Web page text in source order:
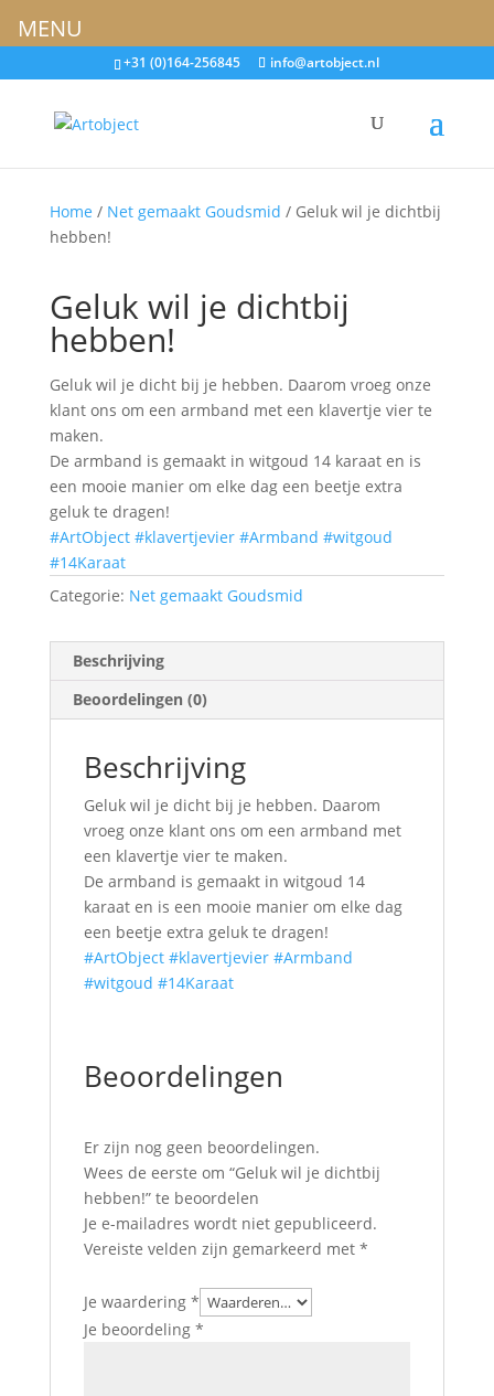
+31 (0)164-256845 info@artobject.nl
Home / Net gemaakt Goudsmid / Geluk wil je dichtbij
hebben!
Geluk wil je dichtbij
hebben!
Geluk wil je dicht bij je hebben. Daarom vroeg onze
klant ons om een armband met een klavertje vier te
maken.
De armband is gemaakt in witgoud 14 karaat en is
een mooie manier om elke dag een beetje extra
geluk te dragen!
#ArtObject #klavertjevier #Armband #witgoud
#14Karaat
Categorie: Net gemaakt Goudsmid
Beschrijving
Beoordelingen (0)
Beschrijving
Geluk wil je dicht bij je hebben. Daarom
vroeg onze klant ons om een armband met
een klavertje vier te maken.
De armband is gemaakt in witgoud 14
karaat en is een mooie manier om elke dag
een beetje extra geluk te dragen!
#ArtObject #klavertjevier #Armband
#witgoud #14Karaat
Beoordelingen
Er zijn nog geen beoordelingen.
Wees de eerste om “Geluk wil je dichtbij
hebben!” te beoordelen
Je e-mailadres wordt niet gepubliceerd.
Vereiste velden zijn gemarkeerd met *
Je waardering *
Je beoordeling *
MENU